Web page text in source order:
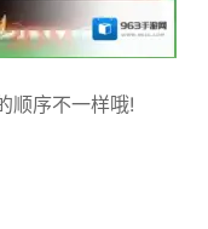
顺序不一样哦!